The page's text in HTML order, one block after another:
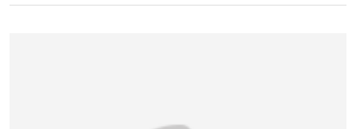
恭喜159****4930用户作品已成功备案！